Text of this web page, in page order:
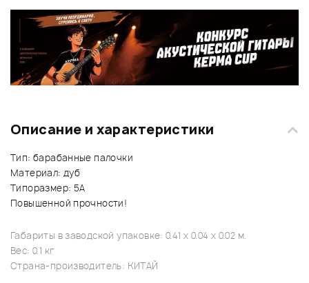
Описание и характеристики
Тип: барабанные палочки
Материал: дуб
Типоразмер: 5A
Повышенной прочности!
Габариты в заводской упаковке: 0.41 x 0.04 x 0.02 м.
Вес: 0.1 кг
Страна-производитель: КИТАЙ